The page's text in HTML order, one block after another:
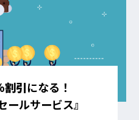
割引になる！
ールサービス』